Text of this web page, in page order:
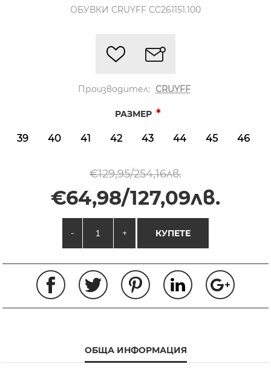
ОБУВКИ CRUYFF CC261151.100
Производител: CRUYFF
РАЗМЕР *
39 40 41 42 43 44 45 46
€129,95/254,16лв.
€64,98/127,09лв.
- + КУПЕТЕ
ОБЩА ИНФОРМАЦИЯ